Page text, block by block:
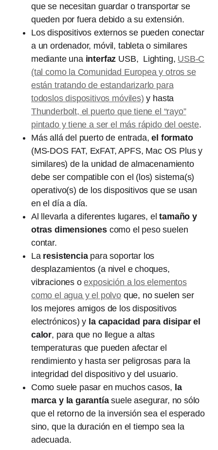
que se necesitan guardar o transportar se
queden por fuera debido a su extensión.
Los dispositivos externos se pueden conectar
a un ordenador, móvil, tableta o similares
mediante unainterfaz USB, Lighting, USB-C
(tal como la Comunidad Europea y otros se
están tratando de estandarizarlo para
todoslos dispositivos móviles) y hasta
Thunderbolt, el puerto que tiene el “rayo”
pintado y tiene a ser el más rápido del oeste.
Más allá del puerto de entrada,el formato
(MS-DOS FAT, ExFAT, APFS, Mac OS Plus y
similares) de la unidad de almacenamiento
debe ser compatible con el (los) sistema(s)
operativo(s) de los dispositivos que se usan
en el día a día.
Al llevarla a diferentes lugares, eltamaño y
otras dimensionescomo el peso suelen
contar.
Laresistenciapara soportar los
desplazamientos (a nivel e choques,
vibraciones oexposición a los elementos
como el agua y el polvoque, no suelen ser
los mejores amigos de los dispositivos
electrónicos) y la capacidad para disipar el
calor, para que no llegue a altas
temperaturas que pueden afectar el
rendimiento y hasta ser peligrosas para la
integridad del dispositivo y del usuario.
Como suele pasar en muchos casos, la
marca y la garantíasuele asegurar, no sólo
que el retorno de la inversión sea el esperado
sino, que la duración en el tiempo sea la
adecuada.